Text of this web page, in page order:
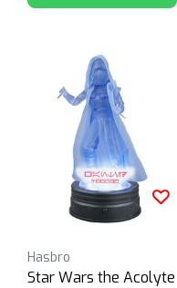
Hasbro
Star Wars the Acolyte